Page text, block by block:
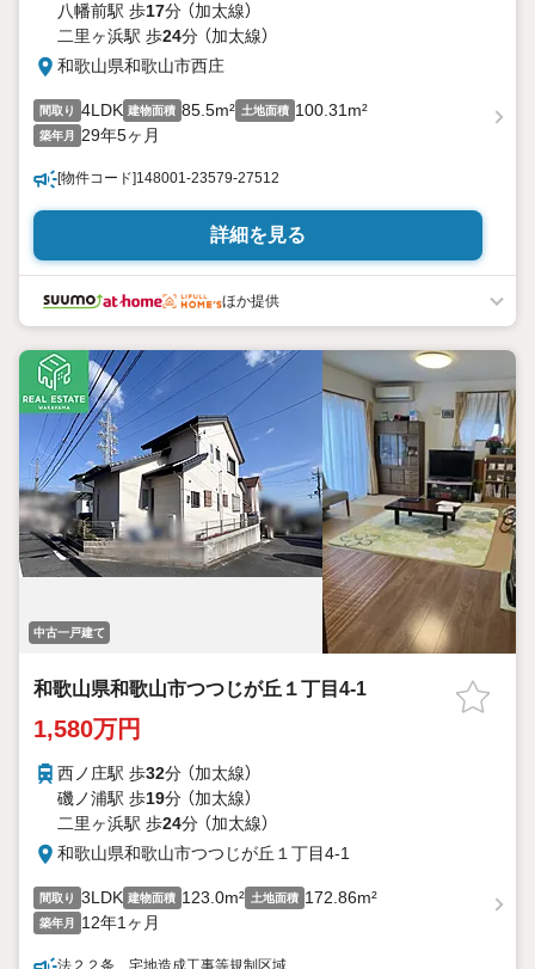
八幡前駅 歩17分 （加太線）
二里ヶ浜駅 歩24分 （加太線）
和歌山県和歌山市西庄
間取り 4LDK 建物面積 85.5m² 土地面積 100.31m²
築年月 29年5ヶ月
[物件コード]148001-23579-27512
詳細を見る
ほか提供
中古一戸建て
和歌山県和歌山市つつじが丘１丁目4-1
1,580万円
西ノ庄駅 歩32分 （加太線）
磯ノ浦駅 歩19分 （加太線）
二里ヶ浜駅 歩24分 （加太線）
和歌山県和歌山市つつじが丘１丁目4-1
間取り 3LDK 建物面積 123.0m² 土地面積 172.86m²
築年月 12年1ヶ月
法２２条、宅地造成工事等規制区域